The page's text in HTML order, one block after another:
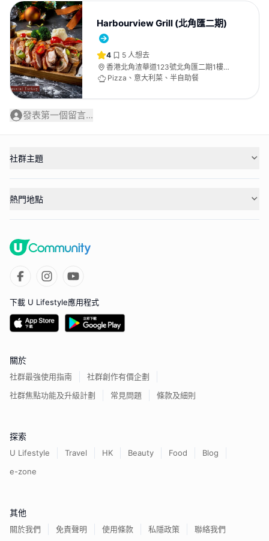
Harbourview Grill (北角匯二期)
4 5 人想去
香港北角渣華道123號北角匯二期1樓
108號舖
Pizza、意大利菜、半自助餐
發表第一個留言...
社群主題
熱門地點
下載 U Lifestyle應用程式
關於
社群最強使用指南
社群創作有價企劃
社群焦點功能及升級計劃
常見問題 條款及細則
探索
U Lifestyle Travel HK Beauty Food
Blog
e-zone
其他
關於我們 免責聲明 使用條款 私隱政策 聯絡我們